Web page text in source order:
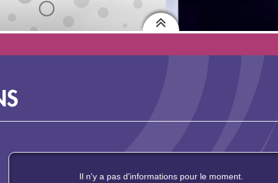
Il n'y a pas d'informations pour le moment.